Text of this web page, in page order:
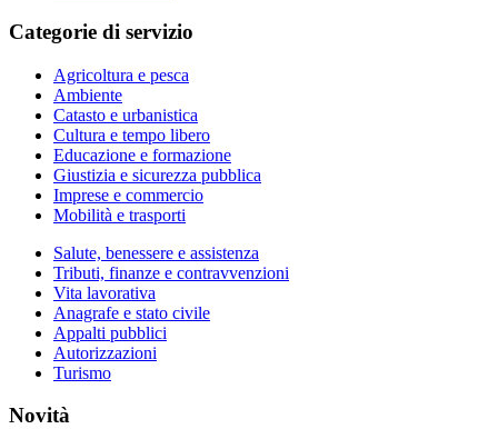
Categorie di servizio
Agricoltura e pesca
Ambiente
Catasto e urbanistica
Cultura e tempo libero
Educazione e formazione
Giustizia e sicurezza pubblica
Imprese e commercio
Mobilità e trasporti
Salute, benessere e assistenza
Tributi, finanze e contravvenzioni
Vita lavorativa
Anagrafe e stato civile
Appalti pubblici
Autorizzazioni
Turismo
Novità